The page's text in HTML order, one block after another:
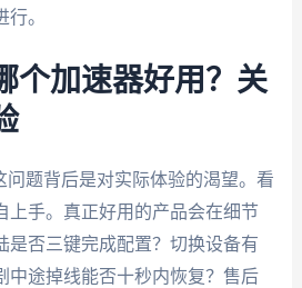
。
个加速器好用？关
问题背后是对实际体验的渴望。看
上手。真正好用的产品会在细节
是否三键完成配置？切换设备有
中途掉线能否十秒内恢复？售后